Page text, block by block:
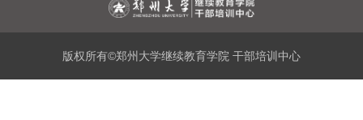
版权所有©郑州大学继续教育学院 干部培训中心